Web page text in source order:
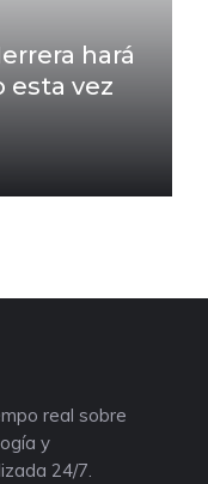
hará
esta vez
real sobre
y
24/7.